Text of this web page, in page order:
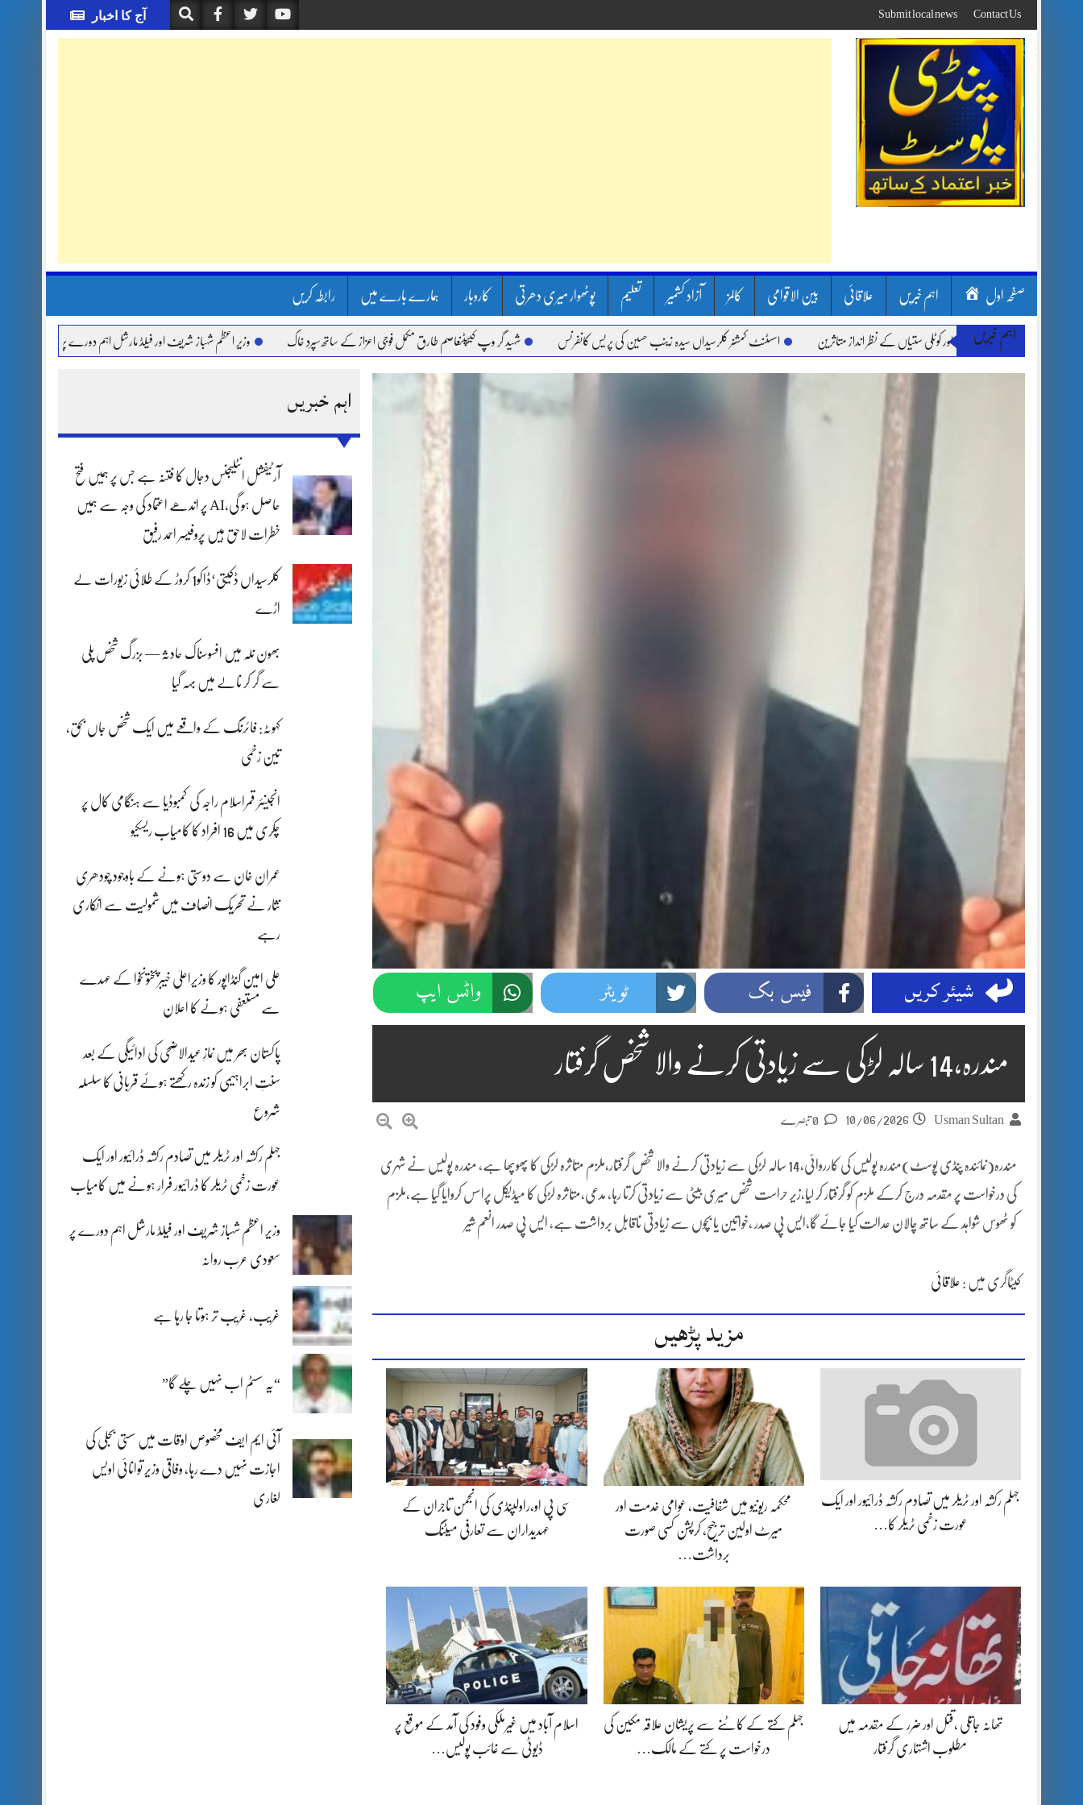
to
content
آج کا اخبار Contact Us
Submit local news
صفحہ اول اہم خبریں علاقائی بین الاقوامی کالمز آزاد کشمیر تعلیم پوٹھوار میری دھرتی کاروبار ہمارے بارے میں رابطہ کریں
اہم خبریں
لینڈ سلائیڈنگ اور کوٹلی ستیاں کے نظر انداز متاثرین اسسٹنٹ کمشنر کلرسیداں سیدہ زینب حسین کی پریس کانفرنس شہید گر وپ کیپٹنعاصم طارق مکمل فوجی اعزاز کے ساتھ سپردِ خاک وزیر اعظم شہباز شریف اور فیلڈ مارشل اہم دورے پر سعودی عرب روانہ
اہم خبریں
آرٹیفشل انٹلیجنس دجال کا فتنہ ہے جس پر ہمیں فتح
حاصل ہو گی،AI پر اندھے اعتماد کی وجہ سے ہمیں
خطرات لاحق ہیں پروفیسر احمد رفیق
کلرسیداں ڈکیتی‘ڈاکو1 کروڑ کے طلائی زیورات لے
اڑے
بھون نلہ میں افسوسناک حادثہ — بزرگ شخص پلی
سے گر کر نالے میں بہہ گیا
کہوٹہ: فائرنگ کے واقعے میں ایک شخص جاں بحق،
تین زخمی
انجینئر قمراسلام راجہ کی کمبوڈیا سے ہنگامی کال پر
چکری میں 16 افراد کا کامیاب ریسکیو
عمران خان سے دوستی ہونے کے باوجود چودھری
نثار نے تحریک انصاف میں شمولیت سے انکاری
رہے
علی امین گنڈاپور کا وزیراعلیٰ خیبرپختونخوا کے عہدے
سے مستعفی ہونے کا اعلان
پاکستان بھر میں نمازِ عیدالاضحی کی ادائیگی کے بعد
سنتِ ابراہیمی کو زندہ رکھتے ہوئے قربانی کا سلسلہ
شروع
جہلم رکشہ اور ٹریلر میں تصادم رکشہ ڈرائیور اور ایک
عورت زخمی ٹریلر کا ڈرائیور فرار ہونے میں کامیاب
وزیر اعظم شہباز شریف اور فیلڈ مارشل اہم دورے پر
سعودی عرب روانہ
غریب، غریب تر ہوتا جا رہا ہے
“یہ سسٹم اب نہیں چلے گا”
آئی ایم ایف مخصوص اوقات میں سستی بجلی کی
اجازت نہیں دے رہا، وفاقی وزیر توانائی اویس
لغاری
شیئر کریں فیس بک ٹویٹر واٹس ایپ
مندرہ،14 سالہ لڑکی سے زیادتی کرنے والا شخص گرفتار
Usman Sultan
10/06/2026
مندرہ(نمائندہ پنڈی پوسٹ)مندرہ پولیس کی کارروائی،14 سالہ لڑکی سے زیادتی کرنے والا شخص گرفتار،ملزم متاثرہ لڑکی کا پھوپھا ہے، مندرہ پولیس نے شہری
کی درخواست پر مقدمہ درج کرکے ملزم کو گرفتار کر لیا،زیر حراست شخص میری بیٹی سے زیادتی کرتا رہا، مدعی،متاثرہ لڑکی کا میڈیکل پراسس کروایا گیا ہے،ملزم
کو ٹھوس شواہد کے ساتھ چالان عدالت کیا جائے گا،ایس پی صدر ،خواتین یا بچوں سے زیادتی ناقابل برداشت ہے، ایس پی صدر انعم شیر
کیٹاگری میں : علاقائی
مزید پڑھیں
جہلم رکشہ اور ٹریلر میں تصادم رکشہ ڈرائیور اور ایک
عورت زخمی ٹریلر کا…
محکمہ ریونیو میں شفافیت، عوامی خدمت اور
میرٹ اولین ترجیح، کرپشن کسی صورت
برداشت…
سی پی او،راولپنڈی کی انجمن تاجران کے
عہدیداران سے تعارفی میٹنگ
تھانہ جاتلی ،قتل اور ضرر کے مقدمہ میں
مطلوب اشتہاری گرفتار
جہلم کتے کے کاٹنے سے پریشان علاقہ مکین کی
درخواست پر کتے کے مالک…
اسلام آباد میں غیرملکی وفود کی آمد کے موقع پر
ڈیوٹی سے غائب پولیس…